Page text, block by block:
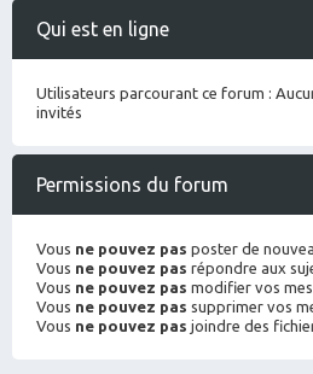
Qui est en ligne
Utilisateurs parcourant ce forum :
invités
Permissions du forum
Vous ne pouvez pas poster de
Vous ne pouvez pas répondre aux
Vous ne pouvez pas modifier vos
Vous ne pouvez pas supprimer vos
Vous ne pouvez pas joindre des